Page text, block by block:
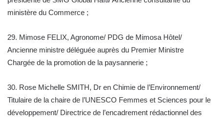
ministère du Commerce ;
29. Mimose FELIX, Agronome/ PDG de Mimosa Hôtel/
Ancienne ministre déléguée auprès du Premier Ministre
Chargée de la promotion de la paysannerie ;
30. Rose Michelle SMITH, Dr en Chimie de l’Environnement/
Titulaire de la chaire de l’UNESCO Femmes et Sciences pour le
développement/ Directrice de l’encadrement rédactionnel des